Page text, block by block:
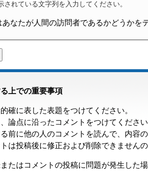
されている文字列を入力してください。
あなたが人間の訪問者であるかどうかを
上での重要事項
確に表した表題をつけてください。
論点に沿ったコメントをつけてください
前に他の人のコメントを読んで、内容
は投稿後に修正および削除できません
たはコメントの投稿に問題が発生した場